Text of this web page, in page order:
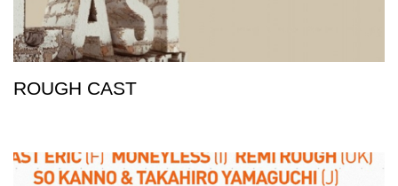
ROUGH CAST